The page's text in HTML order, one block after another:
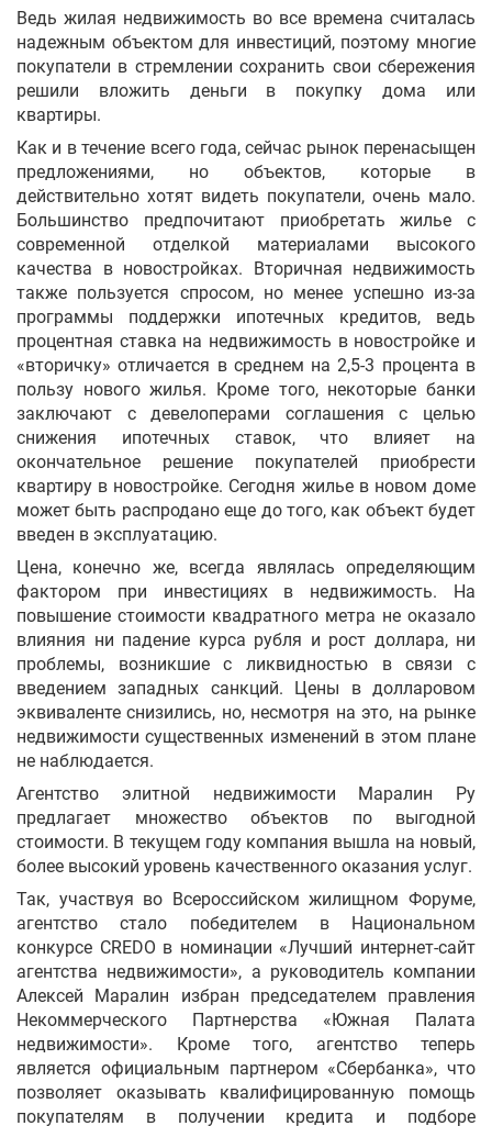
Ведь жилая недвижимость во все времена считалась
надежным объектом для инвестиций, поэтому многие
покупатели в стремлении сохранить свои сбережения
решили вложить деньги в покупку дома или
квартиры.
Как и в течение всего года, сейчас рынок перенасыщен
предложениями, но объектов, которые в
действительно хотят видеть покупатели, очень мало.
Большинство предпочитают приобретать жилье с
современной отделкой материалами высокого
качества в новостройках. Вторичная недвижимость
также пользуется спросом, но менее успешно из-за
программы поддержки ипотечных кредитов, ведь
процентная ставка на недвижимость в новостройке и
«вторичку» отличается в среднем на 2,5-3 процента в
пользу нового жилья. Кроме того, некоторые банки
заключают с девелоперами соглашения с целью
снижения ипотечных ставок, что влияет на
окончательное решение покупателей приобрести
квартиру в новостройке. Сегодня жилье в новом доме
может быть распродано еще до того, как объект будет
введен в эксплуатацию.
Цена, конечно же, всегда являлась определяющим
фактором при инвестициях в недвижимость. На
повышение стоимости квадратного метра не оказало
влияния ни падение курса рубля и рост доллара, ни
проблемы, возникшие с ликвидностью в связи с
введением западных санкций. Цены в долларовом
эквиваленте снизились, но, несмотря на это, на рынке
недвижимости существенных изменений в этом плане
не наблюдается.
Агентство элитной недвижимости Маралин Ру
предлагает множество объектов по выгодной
стоимости. В текущем году компания вышла на новый,
более высокий уровень качественного оказания услуг.
Так, участвуя во Всероссийском жилищном Форуме,
агентство стало победителем в Национальном
конкурсе CREDO в номинации «Лучший интернет-сайт
агентства недвижимости», а руководитель компании
Алексей Маралин избран председателем правления
Некоммерческого Партнерства «Южная Палата
недвижимости». Кроме того, агентство теперь
является официальным партнером «Сбербанка», что
позволяет оказывать квалифицированную помощь
покупателям в получении кредита и подборе